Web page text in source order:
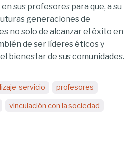
sus profesores para que, a su
generaciones de
no solo de alcanzar el éxito en
de ser líderes éticos y
bienestar de sus comunidades.
servicio profesores
vinculación con la sociedad